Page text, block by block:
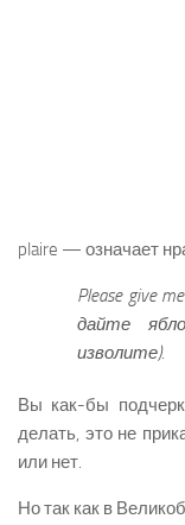
plaire — означает
Please give
дайте
изволите).
Вы как-бы
делать, это не
или нет.
Но так как в